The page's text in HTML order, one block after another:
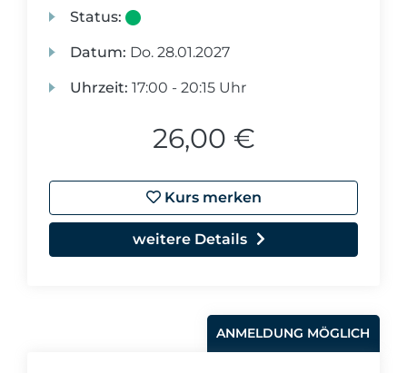
Status:
Datum: Do. 28.01.2027
Uhrzeit: 17:00 - 20:15 Uhr
26,00 €
Kurs merken
weitere Details
ANMELDUNG MÖGLICH